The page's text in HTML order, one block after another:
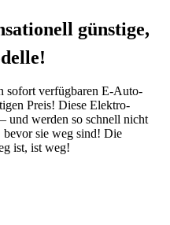
günstige,
sofort verfügbaren E-Auto-
Preis! Diese Elektro-
und werden so schnell nicht
bevor sie weg sind! Die
ist, ist weg!